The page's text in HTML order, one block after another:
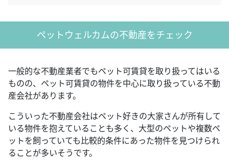
ペットウェルカムの不動産をチェック
一般的な不動産業者でもペット可賃貸を取り扱ってはいる
ものの、ペット可賃貸の物件を中心に取り扱っている不動
産会社があります。
こういった不動産会社はペット好きの大家さんが所有して
いる物件を抱えていることも多く、大型のペットや複数ペ
ットを飼っていても比較的条件にあった物件を見つけられ
ることが多いそうです。